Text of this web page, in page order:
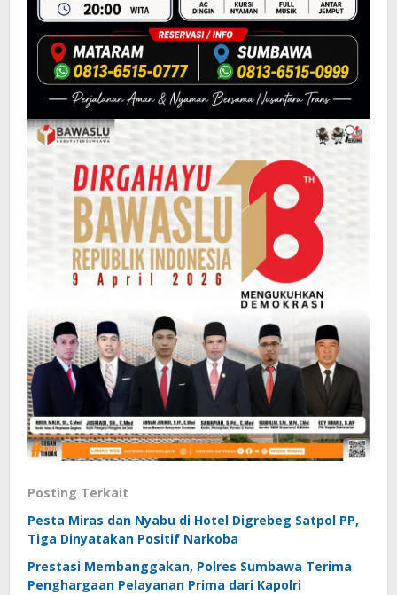
Posting Terkait
Pesta Miras dan Nyabu di Hotel Digrebeg Satpol PP,
Tiga Dinyatakan Positif Narkoba
Prestasi Membanggakan, Polres Sumbawa Terima
Penghargaan Pelayanan Prima dari Kapolri